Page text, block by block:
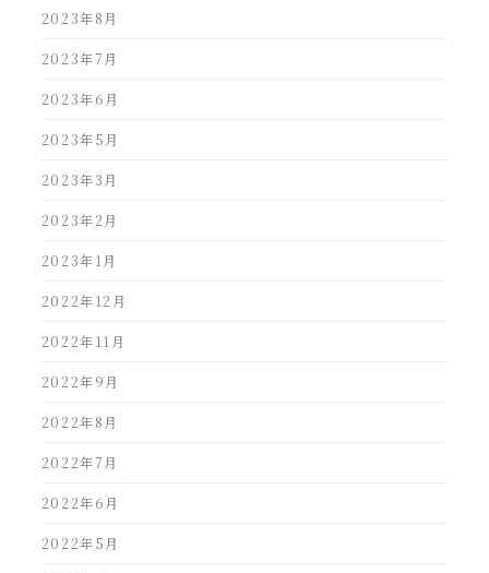
2023年8月
2023年7月
2023年6月
2023年5月
2023年3月
2023年2月
2023年1月
2022年12月
2022年11月
2022年9月
2022年8月
2022年7月
2022年6月
2022年5月